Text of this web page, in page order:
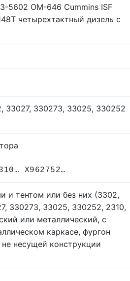
5602 ОМ-646 Cummins ISF
четырехтактный дизель с
33027, 330273, 33025, 330252
X962752…
и тентом или без них (3302,
330273, 33025, 330252, 2310,
или металлический, с
каркасе, фургон
несущей конструкции